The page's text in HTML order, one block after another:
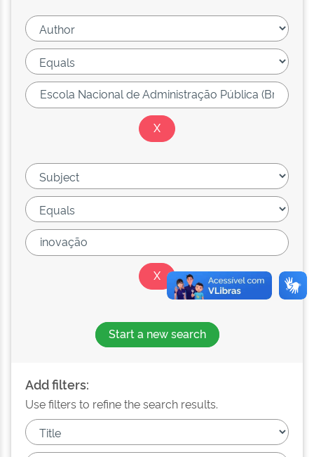
Start a new search
Add filters:
Use filters to refine the search results.